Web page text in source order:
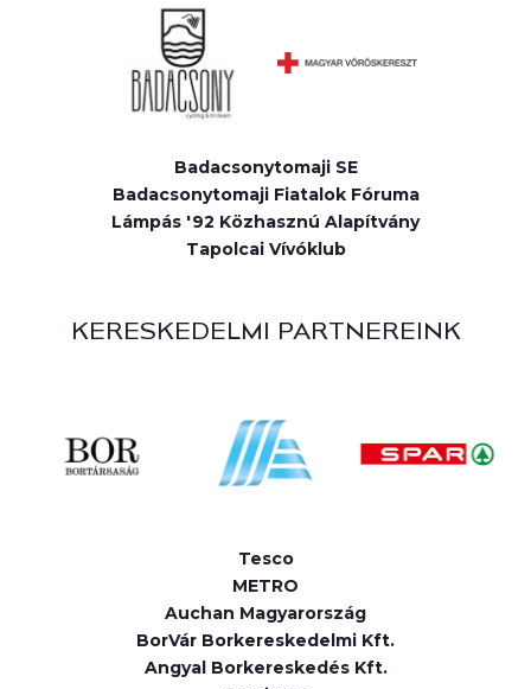
Badacsonytomaji SE
Badacsonytomaji Fiatalok Fóruma
Lámpás '92 Közhasznú Alapítvány
Tapolcai Vívóklub
KERESKEDELMI PARTNEREINK
Tesco
METRO
Auchan Magyarország
BorVár Borkereskedelmi Kft.
Angyal Borkereskedés Kft.